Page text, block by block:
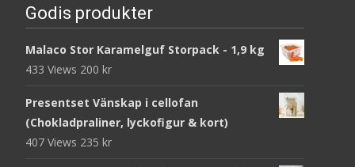
Godis produkter
Malaco Stor Karamelguf Storpack - 1,9 kg
433 Views 200 kr
Presentset Vänskap i cellofan
(Chokladpraliner, lyckofigur & kort)
407 Views 235 kr